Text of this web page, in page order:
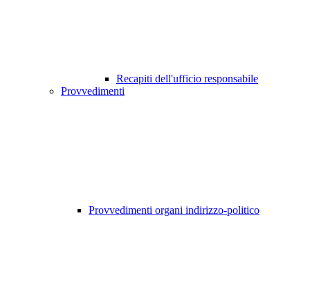
Recapiti dell'ufficio responsabile
Provvedimenti
Provvedimenti organi indirizzo-politico